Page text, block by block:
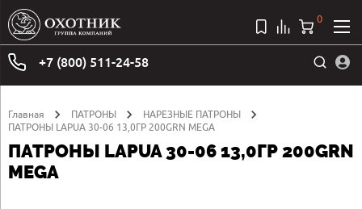
+7 (800) 511-24-58
0
Главная ПАТРОНЫ
НАРЕЗНЫЕ ПАТРОНЫ
ПАТРОНЫ LAPUA 30-06 13,0ГР 200GRN MEGA
ПАТРОНЫ LAPUA 30-06 13,0ГР 200GRN
MEGA